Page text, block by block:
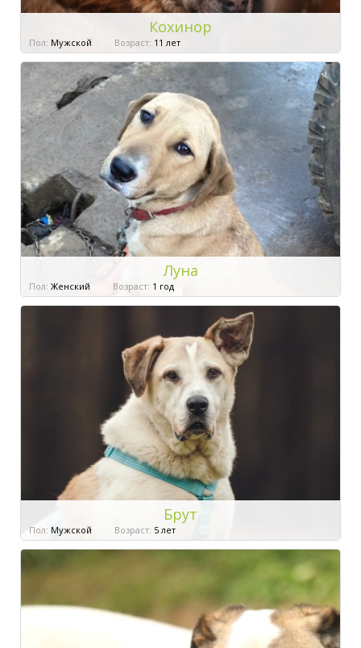
Кохинор
Пол: Мужской Возраст: 11 лет
Луна
Пол: Женский Возраст: 1 год
Брут
Пол: Мужской Возраст: 5 лет